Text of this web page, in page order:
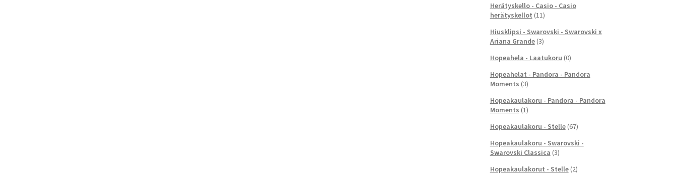
Herätyskello - Casio - Casio
herätyskellot (11)
Hiusklipsi - Swarovski - Swarovski x
Ariana Grande (3)
Hopeahela - Laatukoru (0)
Hopeahelat - Pandora - Pandora
Moments (3)
Hopeakaulakoru - Pandora - Pandora
Moments (1)
Hopeakaulakoru - Stelle (67)
Hopeakaulakoru - Swarovski -
Swarovski Classica (3)
Hopeakaulakorut - Stelle (2)